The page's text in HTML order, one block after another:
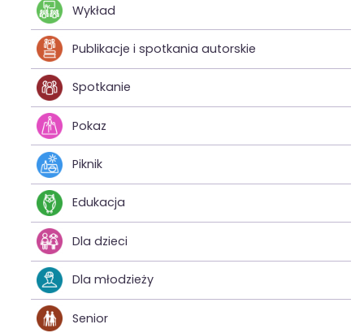
Wykład
Publikacje i spotkania autorskie
Spotkanie
Pokaz
Piknik
Edukacja
Dla dzieci
Dla młodzieży
Senior